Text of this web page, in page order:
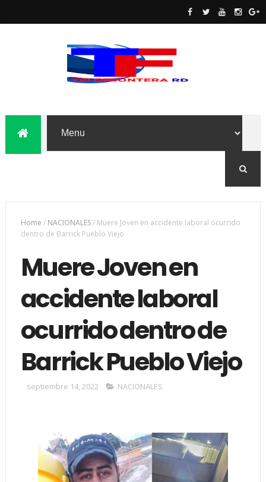
Home / NACIONALES/ Muere Joven en accidente laboral ocurrido
dentro de Barrick Pueblo Viejo
Muere Joven en
accidente laboral
ocurrido dentro de
Barrick Pueblo Viejo
septiembre 14, 2022 NACIONALES